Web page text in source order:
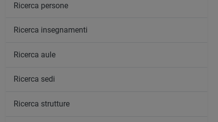
Ricerca persone
Ricerca insegnamenti
Ricerca aule
Ricerca sedi
Ricerca strutture